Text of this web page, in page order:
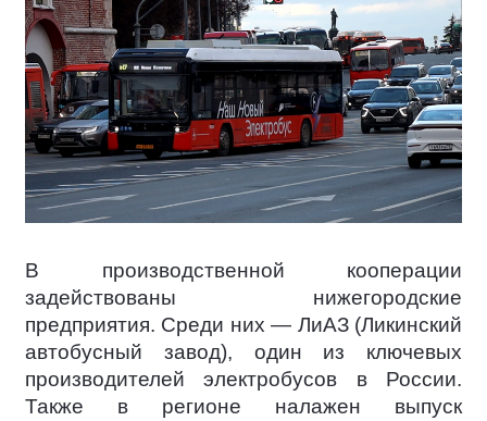
В производственной кооперации
задействованы нижегородские
предприятия. Среди них — ЛиАЗ (Ликинский
автобусный завод), один из ключевых
производителей электробусов в России.
Также в регионе налажен выпуск